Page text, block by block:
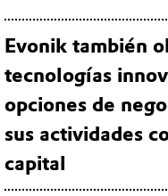
Evonik también
tecnologías
opciones de
sus actividades
capital